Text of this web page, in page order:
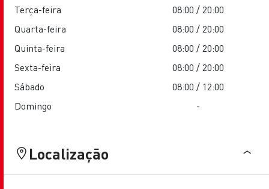
Terça-feira
08:00 / 20:00
Quarta-feira
08:00 / 20:00
Quinta-feira
08:00 / 20:00
Sexta-feira
08:00 / 20:00
Sábado
08:00 / 12:00
Domingo
-
Localização